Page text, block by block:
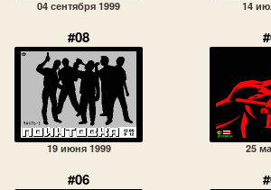
04 сентября 1999 14
#08
19 июня 1999 25
#06